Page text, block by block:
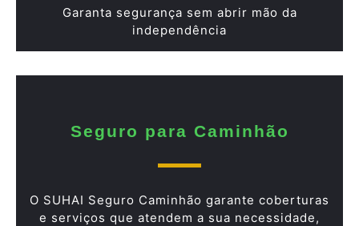
Garanta segurança sem abrir mão da
independência
Seguro para Caminhão
O SUHAI Seguro Caminhão garante coberturas
e serviços que atendem a sua necessidade,